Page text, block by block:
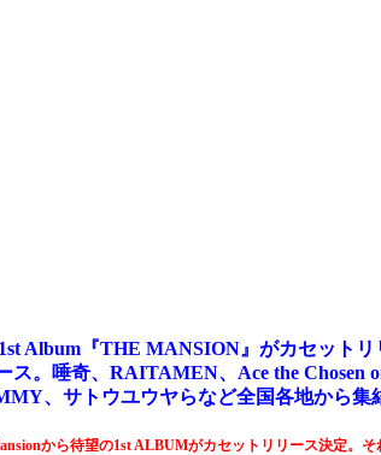
Album『THE MANSION』がカセットリ
ス。唾奇、RAITAMEN、Ace the Chosen
、サトウユウヤらなど全国各地から集
から待望の1st ALBUMがカセットリリース決定。